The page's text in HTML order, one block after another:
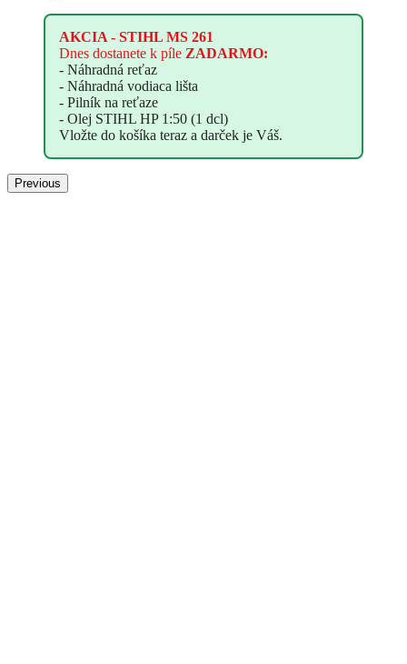
AKCIA - STIHL MS 261
Dnes dostanete k píle ZADARMO:
- Náhradná reťaz
- Náhradná vodiaca lišta
- Pilník na reťaze
- Olej STIHL HP 1:50 (1 dcl)
Vložte do košíka teraz a darček je Váš.
Previous